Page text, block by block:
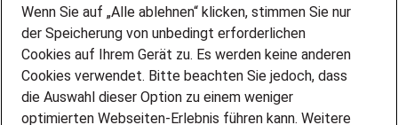
BLOG
PRESSE
KONTAKT
Wenn Sie auf „Alle ablehnen“ klicken, stimmen Sie nur
der Speicherung von unbedingt erforderlichen
Cookies auf Ihrem Gerät zu. Es werden keine anderen
Cookies verwendet. Bitte beachten Sie jedoch, dass
die Auswahl dieser Option zu einem weniger
optimierten Webseiten-Erlebnis führen kann. Weitere